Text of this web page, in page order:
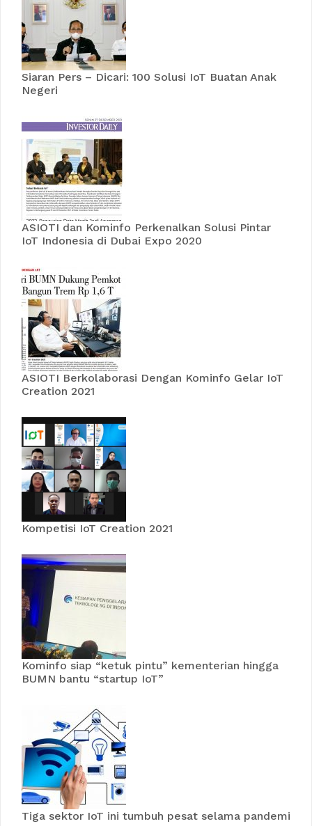
Siaran Pers – Dicari: 100 Solusi IoT Buatan Anak
Negeri
ASIOTI dan Kominfo Perkenalkan Solusi Pintar
IoT Indonesia di Dubai Expo 2020
ASIOTI Berkolaborasi Dengan Kominfo Gelar IoT
Creation 2021
Kompetisi IoT Creation 2021
Kominfo siap “ketuk pintu” kementerian hingga
BUMN bantu “startup IoT”
Tiga sektor IoT ini tumbuh pesat selama pandemi